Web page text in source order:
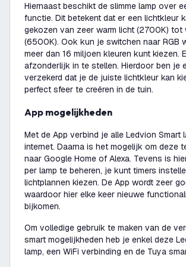
Hiernaast beschikt de slimme lamp over
functie. Dit betekent dat er een lichtkleur
gekozen van zeer warm licht (2700K) tot
(6500K). Ook kun je switchen naar RGB
meer dan 16 miljoen kleuren kunt kiezen.
afzonderlijk in te stellen. Hierdoor ben je
verzekerd dat je de juiste lichtkleur kan
perfect sfeer te creëren in de tuin.
App mogelijkheden
Met de App verbind je alle Ledvion Smart
internet. Daarna is het mogelijk om deze
naar Google Home of Alexa. Tevens is
per lamp te beheren, je kunt timers
lichtplannen kiezen. De App wordt zeer
waardoor hier elke keer nieuwe
bijkomen.
Om volledige gebruik te maken van de
smart mogelijkheden heb je enkel deze
lamp, een WiFi verbinding en de Tuya